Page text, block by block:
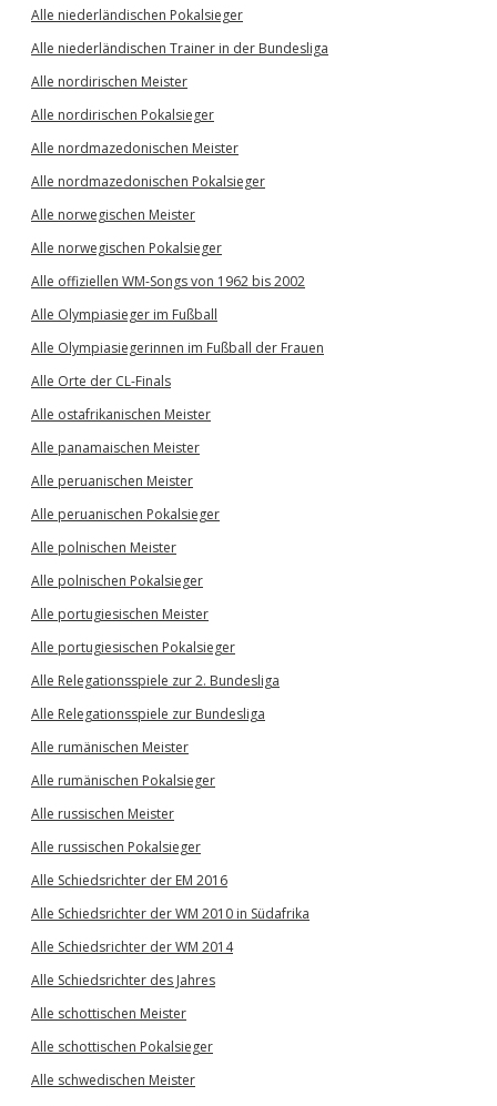
Alle niederländischen Pokalsieger
Alle niederländischen Trainer in der Bundesliga
Alle nordirischen Meister
Alle nordirischen Pokalsieger
Alle nordmazedonischen Meister
Alle nordmazedonischen Pokalsieger
Alle norwegischen Meister
Alle norwegischen Pokalsieger
Alle offiziellen WM-Songs von 1962 bis 2002
Alle Olympiasieger im Fußball
Alle Olympiasiegerinnen im Fußball der Frauen
Alle Orte der CL-Finals
Alle ostafrikanischen Meister
Alle panamaischen Meister
Alle peruanischen Meister
Alle peruanischen Pokalsieger
Alle polnischen Meister
Alle polnischen Pokalsieger
Alle portugiesischen Meister
Alle portugiesischen Pokalsieger
Alle Relegationsspiele zur 2. Bundesliga
Alle Relegationsspiele zur Bundesliga
Alle rumänischen Meister
Alle rumänischen Pokalsieger
Alle russischen Meister
Alle russischen Pokalsieger
Alle Schiedsrichter der EM 2016
Alle Schiedsrichter der WM 2010 in Südafrika
Alle Schiedsrichter der WM 2014
Alle Schiedsrichter des Jahres
Alle schottischen Meister
Alle schottischen Pokalsieger
Alle schwedischen Meister